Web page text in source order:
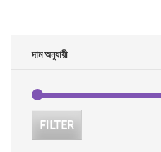
দাম অনুযায়ী
FILTER